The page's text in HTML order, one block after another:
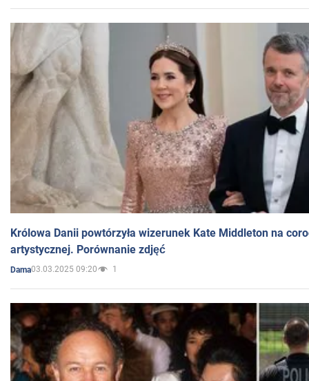
Królowa Danii powtórzyła wizerunek Kate Middleton na
artystycznej. Porównanie zdjęć
Dama03.03.2025 09:20 1